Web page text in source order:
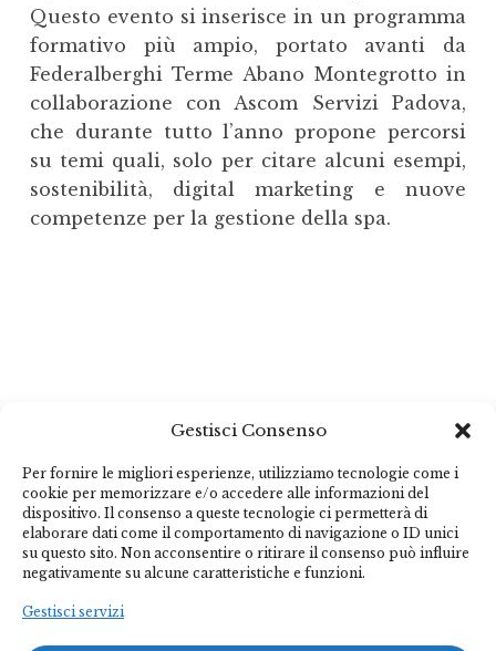
Gestisci Consenso
Per fornire le migliori esperienze, utilizziamo tecnologie come i
cookie per memorizzare e/o accedere alle informazioni del
dispositivo. Il consenso a queste tecnologie ci permetterà di
elaborare dati come il comportamento di navigazione o ID unici
su questo sito. Non acconsentire o ritirare il consenso può influire
negativamente su alcune caratteristiche e funzioni.
Gestisci servizi
Questo evento si inserisce in un programma
formativo più ampio, portato avanti da
Federalberghi Terme Abano Montegrotto in
collaborazione con Ascom Servizi Padova,
che durante tutto l’anno propone percorsi
su temi quali, solo per citare alcuni esempi,
sostenibilità, digital marketing e nuove
competenze per la gestione della spa.